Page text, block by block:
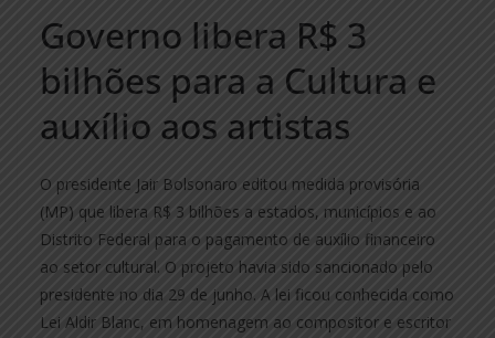
Governo libera R$ 3
bilhões para a Cultura e
auxílio aos artistas
O presidente Jair Bolsonaro editou medida provisória
(MP) que libera R$ 3 bilhões a estados, municípios e ao
Distrito Federal para o pagamento de auxílio financeiro
ao setor cultural. O projeto havia sido sancionado pelo
presidente no dia 29 de junho. A lei ficou conhecida como
Lei Aldir Blanc, em homenagem ao compositor e escritor